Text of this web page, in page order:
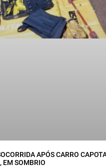
APÓS CARRO
EM SOMBRIO